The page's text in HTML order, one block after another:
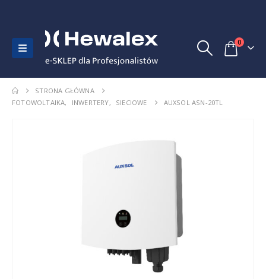
0
STRONA GŁÓWNA
FOTOWOLTAIKA, INWERTERY, SIECIOWE AUXSOL ASN-20TL